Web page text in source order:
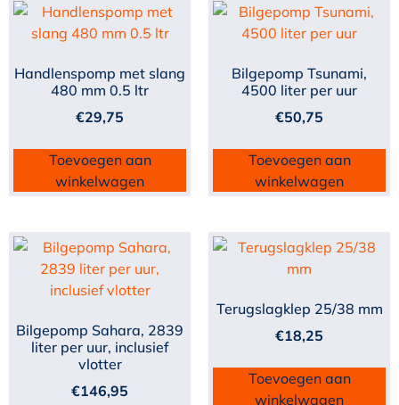
Handlenspomp met slang
480 mm 0.5 ltr
€29,75
Toevoegen aan
winkelwagen
Bilgepomp Tsunami,
4500 liter per uur
€50,75
Toevoegen aan
winkelwagen
Bilgepomp Sahara, 2839
liter per uur, inclusief
vlotter
€146,95
Terugslagklep 25/38 mm
€18,25
Toevoegen aan
winkelwagen